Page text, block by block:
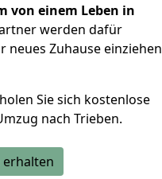
von einem Leben in
werden dafür
neues Zuhause einziehen
Sie sich kostenlose
nach Trieben.
erhalten